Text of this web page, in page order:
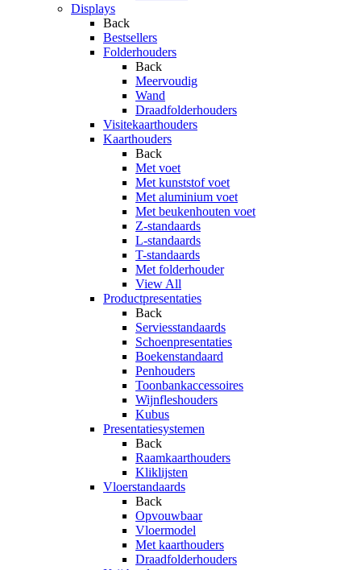
Displays
Back
Bestsellers
Folderhouders
Back
Meervoudig
Wand
Draadfolderhouders
Visitekaarthouders
Kaarthouders
Back
Met voet
Met kunststof voet
Met aluminium voet
Met beukenhouten voet
Z-standaards
L-standaards
T-standaards
Met folderhouder
View All
Productpresentaties
Back
Serviesstandaards
Schoenpresentaties
Boekenstandaard
Penhouders
Toonbankaccessoires
Wijnfleshouders
Kubus
Presentatiesystemen
Back
Raamkaarthouders
Kliklijsten
Vloerstandaards
Back
Opvouwbaar
Vloermodel
Met kaarthouders
Draadfolderhouders